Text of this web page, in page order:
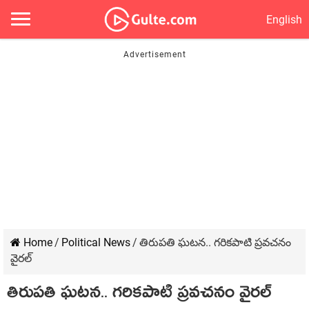
English
Home/ Political News/ తిరుపతి ఘటన.. గరికపాటి ప్రవచనం
వైరల్
తిరుపతి ఘటన.. గరికపాటి ప్రవచనం వైరల్